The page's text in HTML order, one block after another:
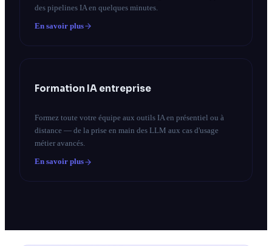
des pipelines IA en quelques minutes.
En savoir plus
Formation IA entreprise
Formez toute votre équipe aux outils IA en présentiel ou à
distance — de la prise en main des LLM aux cas d'usage
métier avancés.
En savoir plus